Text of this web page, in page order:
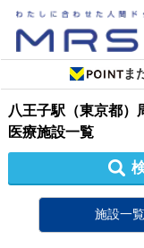
ま
八王子駅（東京都）
医療施設一覧
施設一覧